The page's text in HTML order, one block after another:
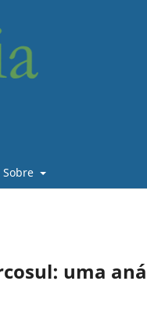
Sobre
uma